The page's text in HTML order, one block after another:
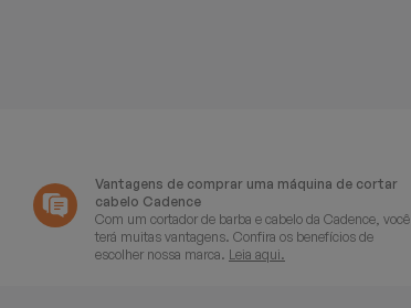
Vantagens de comprar uma máquina de cortar
cabelo Cadence
Com um cortador de barba e cabelo da Cadence, você
terá muitas vantagens. Confira os benefícios de
escolher nossa marca. Leia aqui.